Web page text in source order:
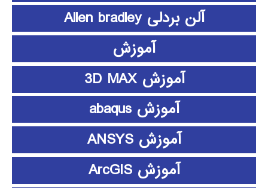
آلن بردلی Allen bradley
آموزش
آموزش 3D MAX
آموزش abaqus
آموزش ANSYS
آموزش ArcGIS